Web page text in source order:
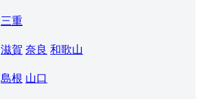
三重
滋賀 奈良 和歌山
島根 山口